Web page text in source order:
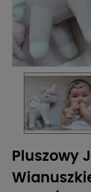
Pluszowy